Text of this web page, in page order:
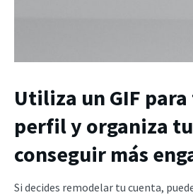
Utiliza un GIF
perfil y organiza
conseguir más
Si decides remodelar tu cuenta,